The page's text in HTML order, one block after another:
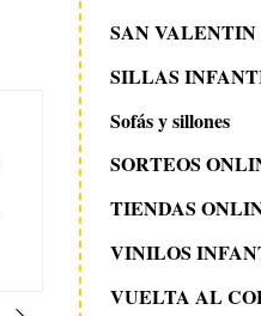
SAN VALENTIN
SILLAS
Sofás y sillones
SORTEOS
TIENDAS
VINILOS
VUELTA AL